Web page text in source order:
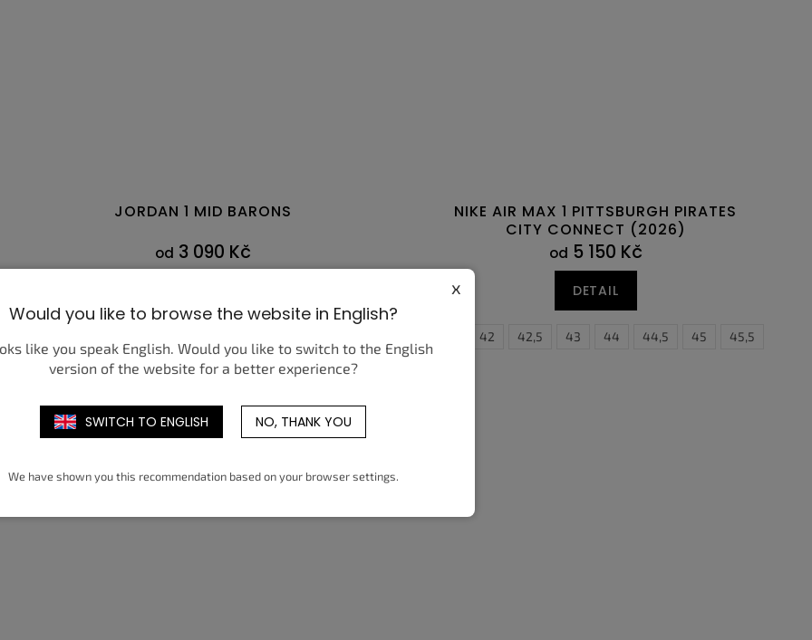
JORDAN 1 MID BARONS
od 3 090 Kč
NIKE AIR MAX 1 PITTSBURGH PIRATES
CITY CONNECT (2026)
od 5 150 Kč
DETAIL
42 42,5 43 44 44,5 45 45,5
Would you like to browse the website in English?
x
like you speak English. Would you like to switch to the English
version of the website for a better experience?
SWITCH TO ENGLISH NO, THANK YOU
We have shown you this recommendation based on your browser settings.